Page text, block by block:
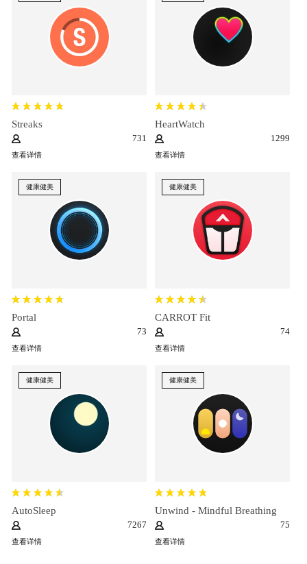
Streaks
731
查看详情
HeartWatch
1299
查看详情
健康健美
Portal
73
查看详情
健康健美
CARROT Fit
74
查看详情
健康健美
AutoSleep
7267
查看详情
健康健美
Unwind - Mindful Breathing
75
查看详情